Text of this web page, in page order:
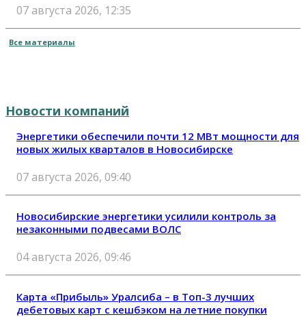
07 августа 2026, 12:35
Все материалы
Новости компаний
Энергетики обеспечили почти 12 МВт мощности для
новых жилых кварталов в Новосибирске
07 августа 2026, 09:40
Новосибирские энергетики усилили контроль за
незаконными подвесами ВОЛС
04 августа 2026, 09:46
Карта «Прибыль» Уралсиба – в Топ-3 лучших
дебетовых карт с кешбэком на летние покупки